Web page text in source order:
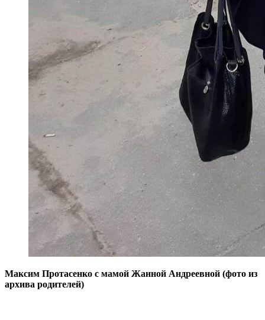
Максим Протасенко с мамой Жанной Андреевной (фото из
архива родителей)